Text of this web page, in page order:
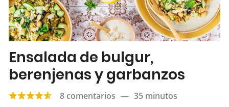
Ensalada de bulgur,
berenjenas y garbanzos
8 comentarios — 35 minutos